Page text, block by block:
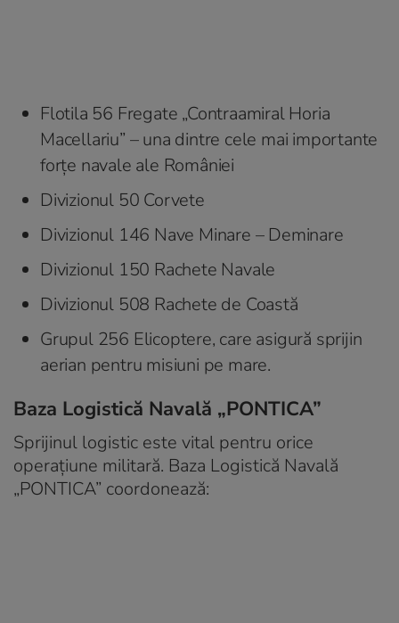
Flotila 56 Fregate „Contraamiral Horia
Macellariu” – una dintre cele mai importante
forțe navale ale României
Divizionul 50 Corvete
Divizionul 146 Nave Minare – Deminare
Divizionul 150 Rachete Navale
Divizionul 508 Rachete de Coastă
Grupul 256 Elicoptere, care asigură sprijin
aerian pentru misiuni pe mare.
Baza Logistică Navală „PONTICA”
Sprijinul logistic este vital pentru orice
operațiune militară. Baza Logistică Navală
„PONTICA” coordonează: